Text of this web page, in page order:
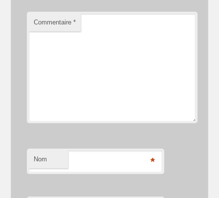
Commentaire*
Nom *